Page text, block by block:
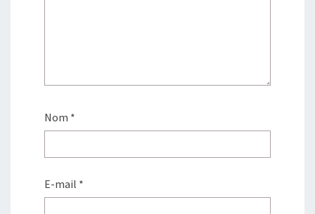
Nom *
E-mail *